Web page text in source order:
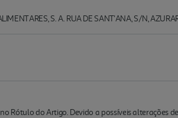
S. A. RUA DE SANT'ANA, S/N,
Rótulo do Artigo. Devido a possíveis alterações